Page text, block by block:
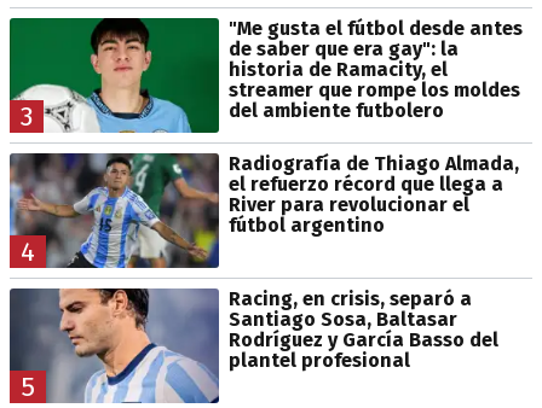
3
"Me gusta el fútbol desde antes
de saber que era gay": la
historia de Ramacity, el
streamer que rompe los moldes
del ambiente futbolero
4
Radiografía de Thiago Almada,
el refuerzo récord que llega a
River para revolucionar el
fútbol argentino
5
Racing, en crisis, separó a
Santiago Sosa, Baltasar
Rodríguez y García Basso del
plantel profesional